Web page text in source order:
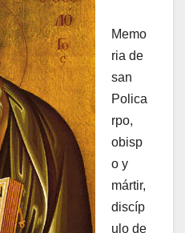
Memo
ria de
san
Polica
rpo,
obisp
o y
mártir,
discíp
ulo de